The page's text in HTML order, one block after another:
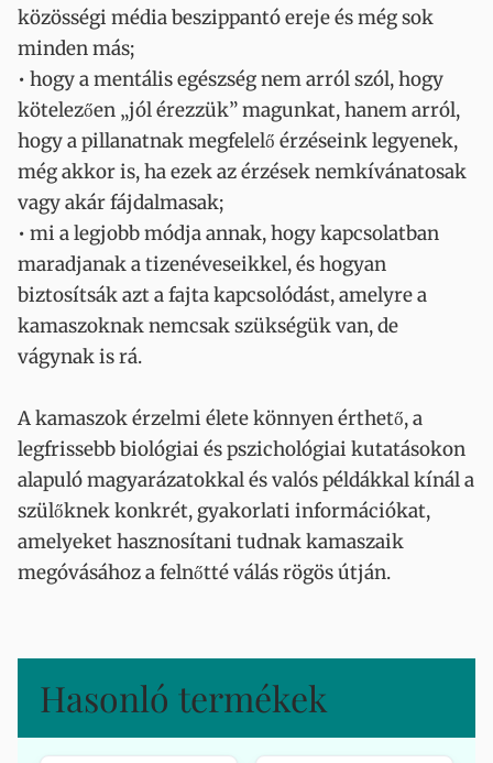
közösségi média beszippantó ereje és még sok
minden más;
• hogy a mentális egészség nem arról szól, hogy
kötelezően „jól érezzük” magunkat, hanem arról,
hogy a pillanatnak megfelelő érzéseink legyenek,
még akkor is, ha ezek az érzések nemkívánatosak
vagy akár fájdalmasak;
• mi a legjobb módja annak, hogy kapcsolatban
maradjanak a tizenéveseikkel, és hogyan
biztosítsák azt a fajta kapcsolódást, amelyre a
kamaszoknak nemcsak szükségük van, de
vágynak is rá.
A kamaszok érzelmi élete könnyen érthető, a
legfrissebb biológiai és pszichológiai kutatásokon
alapuló magyarázatokkal és valós példákkal kínál a
szülőknek konkrét, gyakorlati információkat,
amelyeket hasznosítani tudnak kamaszaik
megóvásához a felnőtté válás rögös útján.
Hasonló termékek